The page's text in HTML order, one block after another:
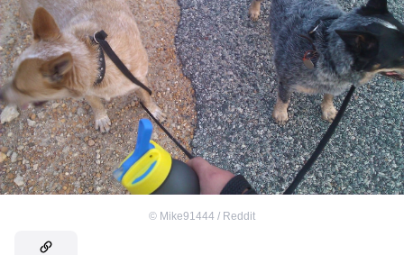
© Mike91444 / Reddit